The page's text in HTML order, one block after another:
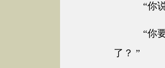
“你
“你
了？ ”